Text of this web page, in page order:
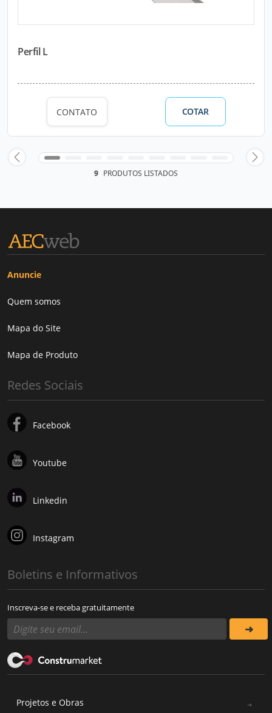
Perfil L
CONTATO COTAR
9 PRODUTOS LISTADOS
Anuncie
Quem somos
Mapa do Site
Mapa de Produto
Redes Sociais
Facebook
Youtube
Linkedin
Instagram
Boletins e Informativos
Inscreva-se e receba gratuitamente
Projetos e Obras